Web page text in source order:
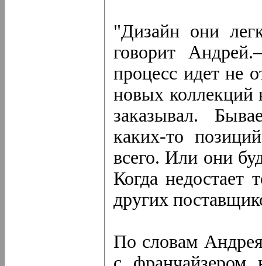
"Дизайн они
говорит
процесс идет не
новых коллекций
заказывал.
каких-то
всего. Или они
Когда недостает
других
По словам